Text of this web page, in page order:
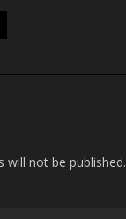
will not be published.